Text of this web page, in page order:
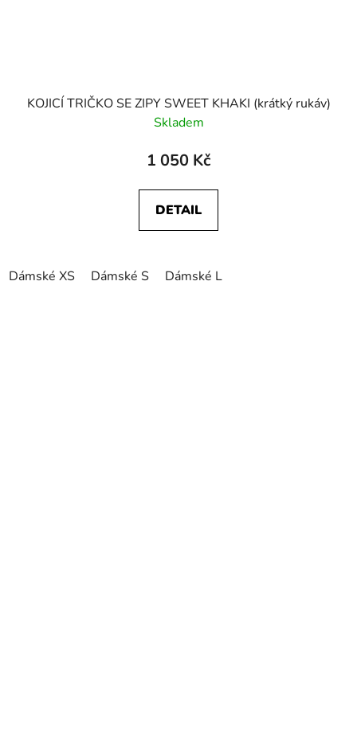
KOJICÍ TRIČKO SE ZIPY SWEET KHAKI (krátký rukáv)
Skladem
1 050 Kč
DETAIL
Dámské XS Dámské S Dámské L